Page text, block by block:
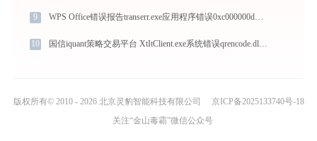
9 WPS Office错误报告transerr.exe应用程序错误0xc000000d解决方法
10 国信iquant策略交易平台 XtItClient.exe系统错误qrencode.dll丢失如何解决
版权所有© 2010 - 2026 北京灵豹智能科技有限公司
京ICP备2025133740号-18
关注“金山毒霸”微信公众号